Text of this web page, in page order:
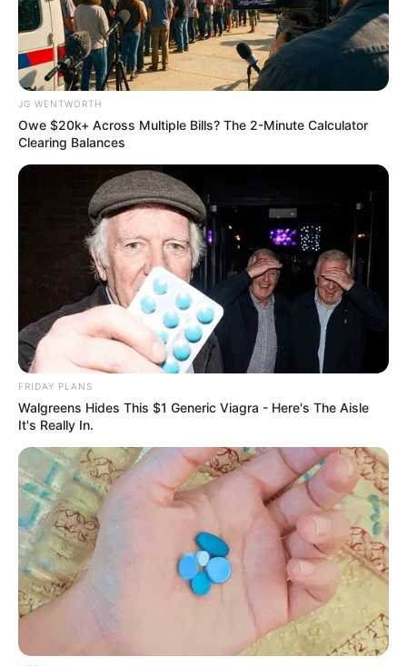
ราศีเมถุน
ความรัก: คนโสด โสดนะดีแล้ว อย่าหาเรื่องปวดหัว ส่วน
คนไม่โสด รู้สึกโดดเดี่ยวมีความรักก็เหมือนอยู่ลำพัง บาง
ท่านต้องเป็นผู้นำ คิดจนเครียด
ราศีกรากฏ
JG WENTWORTH
Owe $20k+ Across Multiple Bills? The 2-Minute Calculator
Clearing Balances
FRIDAY PLANS
Walgreens Hides This $1 Generic Viagra - Here's The Aisle
It's Really In.